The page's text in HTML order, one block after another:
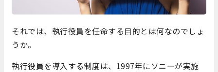
それでは、執行役員を任命する目的とは何なのでしょ
うか。
執行役員を導入する制度は、1997年にソニーが実施